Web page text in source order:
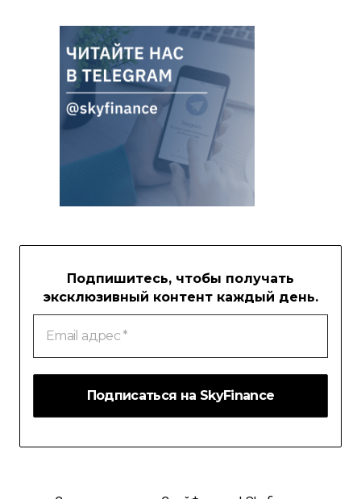
Подпишитесь, чтобы получать
эксклюзивный контент каждый день.
Email
адрес